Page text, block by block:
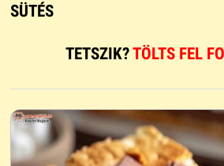
SÜTÉS
TETSZIK?TÖLTS FEL